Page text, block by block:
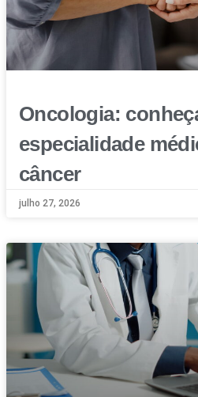
Oncologia:
especialidade
câncer
julho 27, 2026